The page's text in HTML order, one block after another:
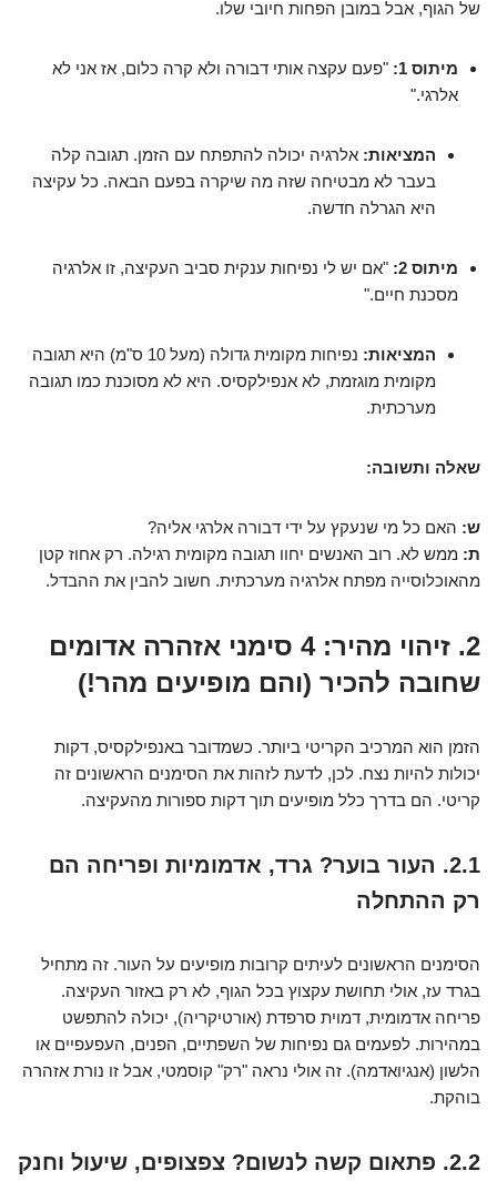
של הגוף, אבל במובן הפחות חיובי שלו.
מיתוס 1:
"פעם עקצה אותי דבורה ולא קרה כלום, אז אני לא
אלרגי."
המציאות: אלרגיה יכולה להתפתח עם הזמן. תגובה קלה
בעבר לא מבטיחה שזה מה שיקרה בפעם הבאה. כל עקיצה
היא הגרלה חדשה.
מיתוס 2:
"אם יש לי נפיחות ענקית סביב העקיצה, זו אלרגיה
מסכנת חיים."
המציאות:
נפיחות מקומית גדולה (מעל 10 ס"מ) היא תגובה
מקומית מוגזמת, לא אנפילקסיס. היא לא מסוכנת כמו תגובה
מערכתית.
שאלה ותשובה:
ש: האם כל מי שנעקץ על ידי דבורה אלרגי אליה?
ת: ממש לא. רוב האנשים יחוו תגובה מקומית רגילה. רק אחוז קטן
מהאוכלוסייה מפתח אלרגיה מערכתית. חשוב להבין את ההבדל.
2. זיהוי מהיר: 4 סימני אזהרה אדומים
שחובה להכיר (והם מופיעים מהר!)
הזמן הוא המרכיב הקריטי ביותר. כשמדובר באנפילקסיס, דקות
יכולות להיות נצח. לכן, לדעת לזהות את הסימנים הראשונים זה
קריטי. הם בדרך כלל מופיעים תוך דקות ספורות מהעקיצה.
2.1. העור בוער? גרד, אדמומיות ופריחה הם
רק ההתחלה
הסימנים הראשונים לעיתים קרובות מופיעים על העור. זה מתחיל
בגרד עז, אולי תחושת עקצוץ בכל הגוף, לא רק באזור העקיצה.
פריחה אדמומית, דמוית סרפדת (אורטיקריה), יכולה להתפשט
במהירות. לפעמים גם נפיחות של השפתיים, הפנים, העפעפיים או
הלשון (אנגיואדמה). זה אולי נראה "רק" קוסמטי, אבל זו נורת אזהרה
בוהקת.
2.2. פתאום קשה לנשום? צפצופים, שיעול וחנק